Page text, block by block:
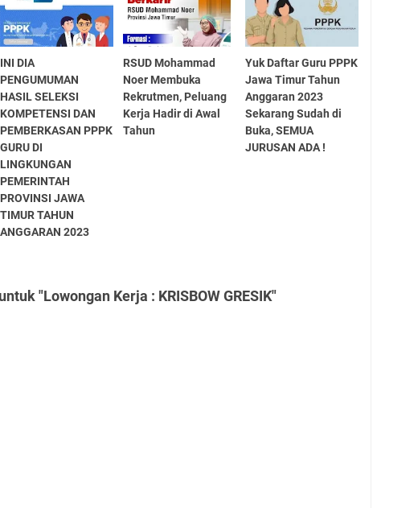
INI DIA
PENGUMUMAN
HASIL SELEKSI
KOMPETENSI DAN
PEMBERKASAN PPPK
GURU DI
LINGKUNGAN
PEMERINTAH
PROVINSI JAWA
TIMUR TAHUN
ANGGARAN 2023
RSUD Mohammad
Noer Membuka
Rekrutmen, Peluang
Kerja Hadir di Awal
Tahun
Yuk Daftar Guru PPPK
Jawa Timur Tahun
Anggaran 2023
Sekarang Sudah di
Buka, SEMUA
JURUSAN ADA !
"Lowongan Kerja : KRISBOW GRESIK"